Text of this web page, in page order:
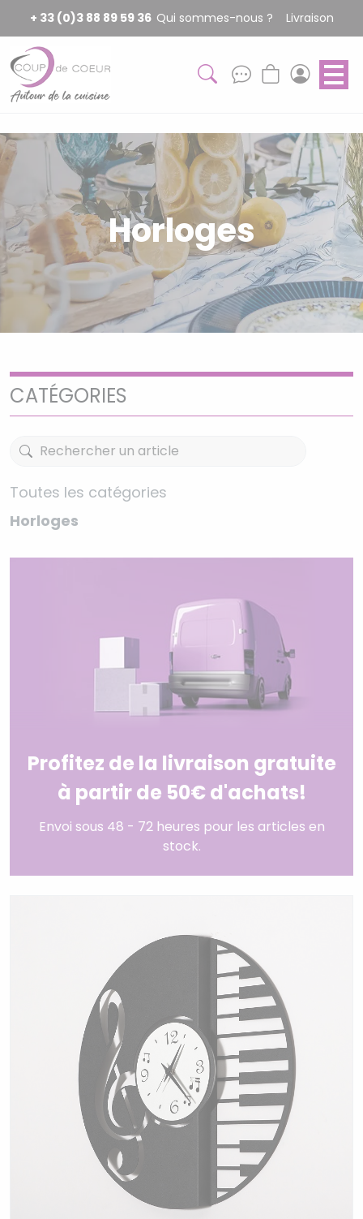
+ 33 (0)3 88 89 59 36 Qui sommes-nous ? Livraison
Horloges
CATÉGORIES
Toutes les catégories
Horloges
Profitez de la livraison gratuite
à partir de 50€ d'achats!
Envoi sous 48 - 72 heures pour les articles en
stock.
Panneau de gestion des cookies